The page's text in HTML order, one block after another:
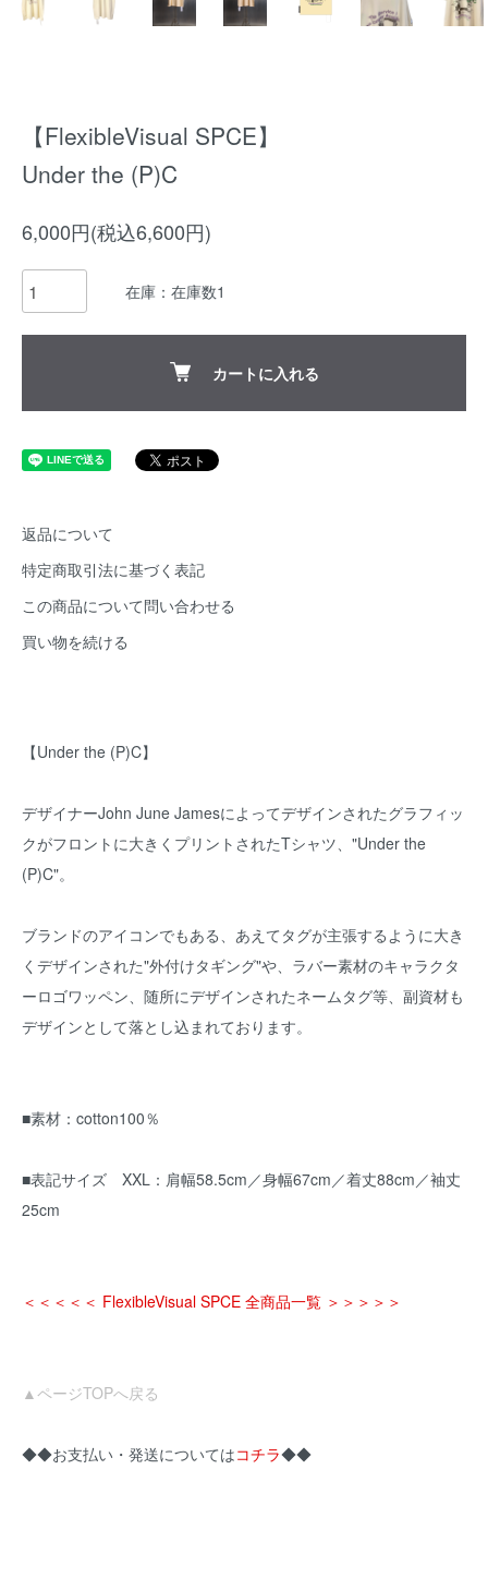
【FlexibleVisual SPCE】
Under the (P)C
6,000円(税込6,600円)
在庫：在庫数1
カートに入れる
返品について
特定商取引法に基づく表記
この商品について問い合わせる
買い物を続ける
【Under the (P)C】
デザイナーJohn June Jamesによってデザインされたグラフィッ
クがフロントに大きくプリントされたTシャツ、"Under the
(P)C"。
ブランドのアイコンでもある、あえてタグが主張するように大き
くデザインされた"外付けタギング"や、ラバー素材のキャラクタ
ーロゴワッペン、随所にデザインされたネームタグ等、副資材も
デザインとして落とし込まれております。
■素材：cotton100％
■表記サイズ XXL：肩幅58.5cm／身幅67cm／着丈88cm／袖丈
25cm
＜＜＜＜＜ FlexibleVisual SPCE 全商品一覧 ＞＞＞＞＞
▲ページTOPへ戻る
◆◆お支払い・発送についてはコチラ◆◆